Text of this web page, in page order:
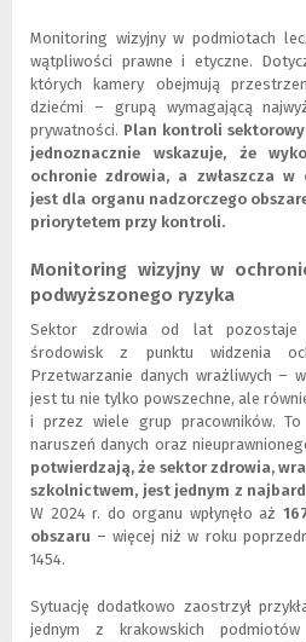
Monitoring wizyjny w podmiotach
wątpliwości prawne i etyczne.
których kamery obejmują
dziećmi – grupą wymagającą
prywatności. Plan kontroli
jednoznacznie wskazuje, że
ochronie zdrowia, a zwłaszcza w
jest dla organu nadzorczego
priorytetem przy kontroli.
Monitoring wizyjny w
podwyższonego ryzyka
Sektor zdrowia od lat pozostaje
środowisk z punktu widzenia
Przetwarzanie danych wrażliwych –
jest tu nie tylko powszechne, ale
i przez wiele grup pracowników.
naruszeń danych oraz
potwierdzają, że sektor zdrowia,
szkolnictwem, jest jednym z
W 2024 r. do organu wpłynęło aż
obszaru – więcej niż w roku
1454.
Sytuację dodatkowo zaostrzył
jednym z krakowskich